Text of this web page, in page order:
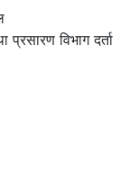
विभाग दर्ता